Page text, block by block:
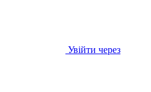
Увійти через